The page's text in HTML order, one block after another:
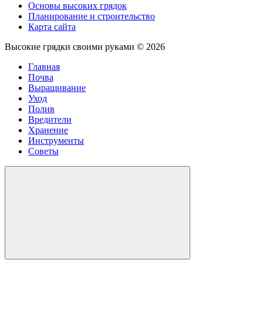
Основы высоких грядок
Планирование и строительство
Карта сайта
Высокие грядки своими руками © 2026
Главная
Почва
Выращивание
Уход
Полив
Вредители
Хранение
Инструменты
Советы